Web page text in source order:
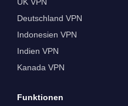
Deutschland VPN
Indonesien VPN
Indien VPN
Kanada VPN
Funktionen